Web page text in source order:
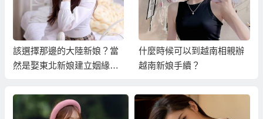
該選擇那邊的大陸新娘？當
然是娶東北新娘建立姻緣線
什麼時候可以到越南相親辦
越南新娘手續？